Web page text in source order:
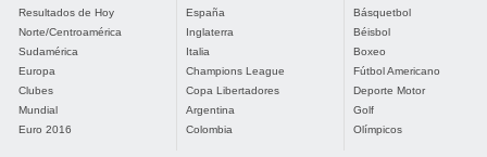
Resultados de Hoy
Norte/Centroamérica
Sudamérica
Europa
Clubes
Mundial
Euro 2016
España
Inglaterra
Italia
Champions League
Copa Libertadores
Argentina
Colombia
Básquetbol
Béisbol
Boxeo
Fútbol Americano
Deporte Motor
Golf
Olímpicos